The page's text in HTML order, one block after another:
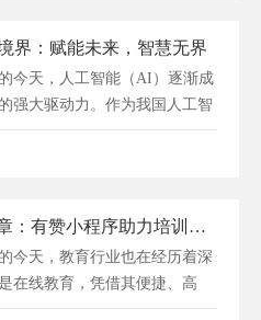
界：赋能未来，智慧无界
今天，人工智能（AI）逐渐成
强大驱动力。作为我国人工智
赋能教育新篇章：有赞小程序助力培训机构华丽转身
今天，教育行业也在经历着深
在线教育，凭借其便捷、高